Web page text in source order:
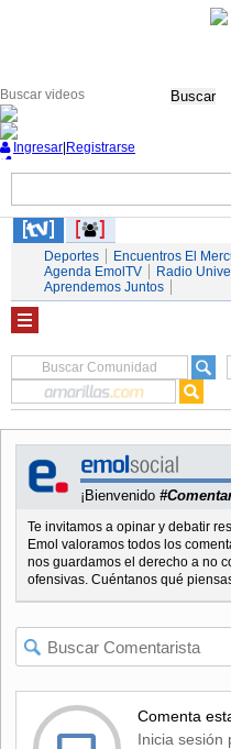
Buscar
Ingresar Registrarse
Deportes Encuentros El
Agenda EmolTV
Radio
Aprendemos Juntos
¡Bienvenido
Te invitamos a opinar y debatir
Emol valoramos todos los
nos guardamos el derecho a no
ofensivas. Cuéntanos qué
Comenta
Inicia sesión